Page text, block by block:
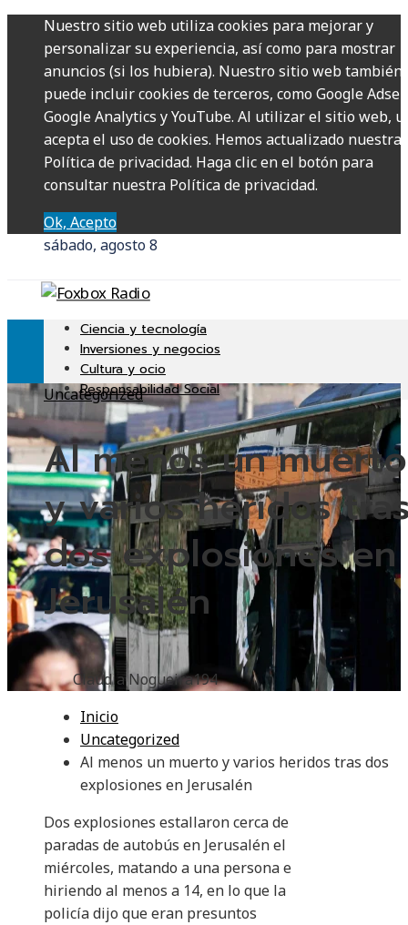
Nuestro sitio web utiliza cookies para mejorar y
personalizar su experiencia, así como para mostrar
anuncios (si los hubiera). Nuestro sitio web también
puede incluir cookies de terceros, como Google
Google Analytics y YouTube. Al utilizar el sitio web,
acepta el uso de cookies. Hemos actualizado nuestra
Política de privacidad. Haga clic en el botón para
consultar nuestra Política de privacidad.
Ok, Acepto
sábado, agosto 8
Ciencia y tecnología
Inversiones y negocios
Cultura y ocio
Responsabilidad Social
Uncategorized
Al menos un muerto
y varios heridos
dos explosiones en
Jerusalén
Claudia Nogueira194
Inicio
Uncategorized
Al menos un muerto y varios heridos tras dos
explosiones en Jerusalén
Dos explosiones estallaron cerca de
paradas de autobús en Jerusalén el
miércoles, matando a una persona e
hiriendo al menos a 14, en lo que la
policía dijo que eran presuntos